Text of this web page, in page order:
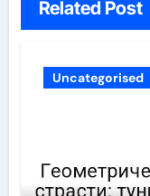
Related Post
Uncategorised